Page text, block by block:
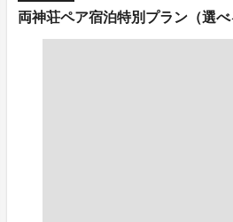
両神荘ペア宿泊特別プラン（選べ